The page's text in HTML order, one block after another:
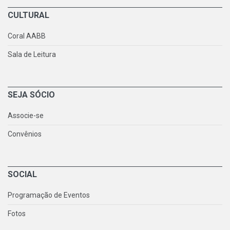
CULTURAL
Coral AABB
Sala de Leitura
SEJA SÓCIO
Associe-se
Convênios
SOCIAL
Programação de Eventos
Fotos